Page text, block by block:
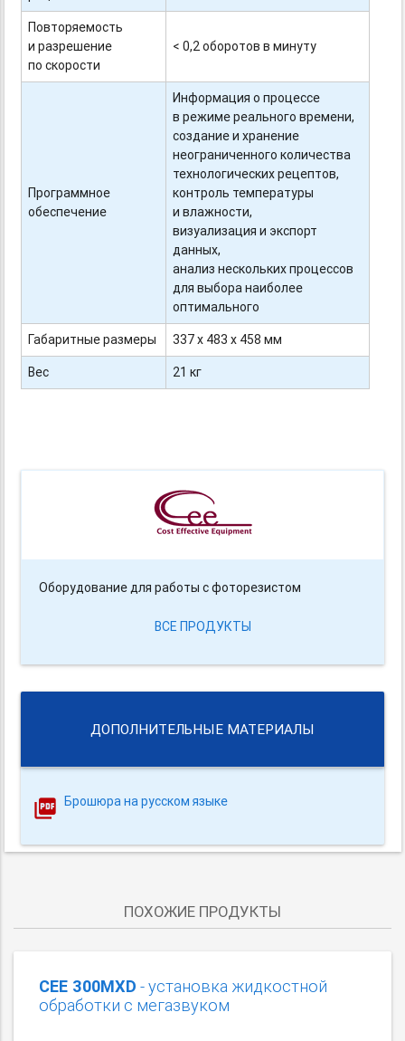
Повторяемость
и разрешение
по скорости
< 0,2 оборотов в минуту
Программное
обеспечение
Информация о процессе
в режиме реального времени,
создание и хранение
неограниченного количества
технологических рецептов,
контроль температуры
и влажности,
визуализация и экспорт
данных,
анализ нескольких процессов
для выбора наиболее
оптимального
Габаритные размеры
337 х 483 х 458 мм
Вес
21 кг
Оборудование для работы с фоторезистом
ВСЕ ПРОДУКТЫ
ДОПОЛНИТЕЛЬНЫЕ МАТЕРИАЛЫ
Брошюра на русском языке
ПОХОЖИЕ ПРОДУКТЫ
CEE 300MXD - установка жидкостной
обработки с мегазвуком